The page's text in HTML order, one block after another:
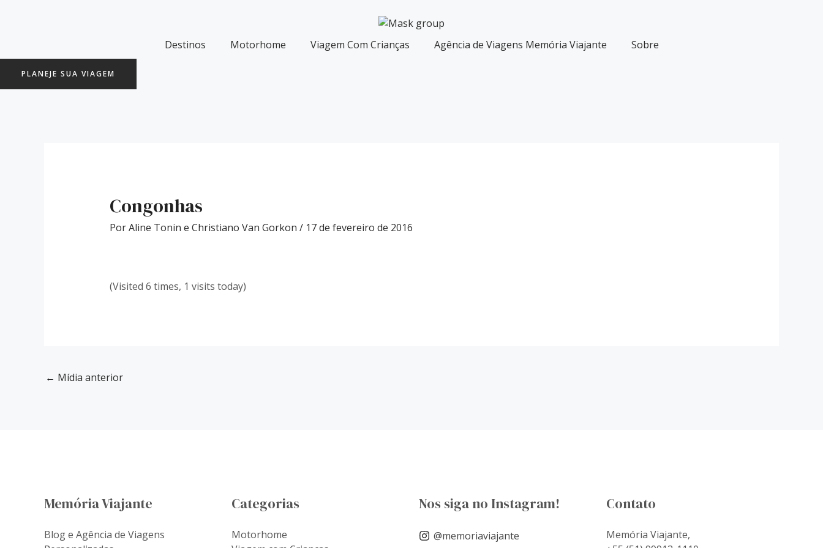
Destinos Motorhome Viagem Com Crianças Agência de Viagens Memória Viajante Sobre
PLANEJE SUA VIAGEM
Congonhas
PorAline Tonin e Christiano Van Gorkon / 17 de fevereiro de 2016
(Visited 6 times, 1 visits today)
← Mídia anterior
Memória Viajante
Blog e Agência de Viagens
Categorias
Motorhome
Nos siga no Instagram!
@memoriaviajante
Contato
Memória Viajante,